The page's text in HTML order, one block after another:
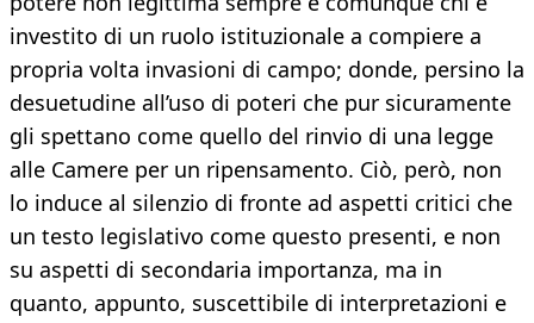
investito di un ruolo istituzionale a compiere a
propria volta invasioni di campo; donde, persino la
desuetudine all’uso di poteri che pur sicuramente
gli spettano come quello del rinvio di una legge
alle Camere per un ripensamento. Ciò, però, non
lo induce al silenzio di fronte ad aspetti critici che
un testo legislativo come questo presenti, e non
su aspetti di secondaria importanza, ma in
quanto, appunto, suscettibile di interpretazioni e